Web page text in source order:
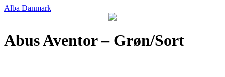
Alba Danmark
Abus Aventor – Grøn/Sort